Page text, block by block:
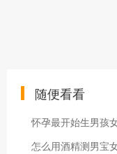
随便看看
怀孕最开始生男孩
怎么用酒精测男宝